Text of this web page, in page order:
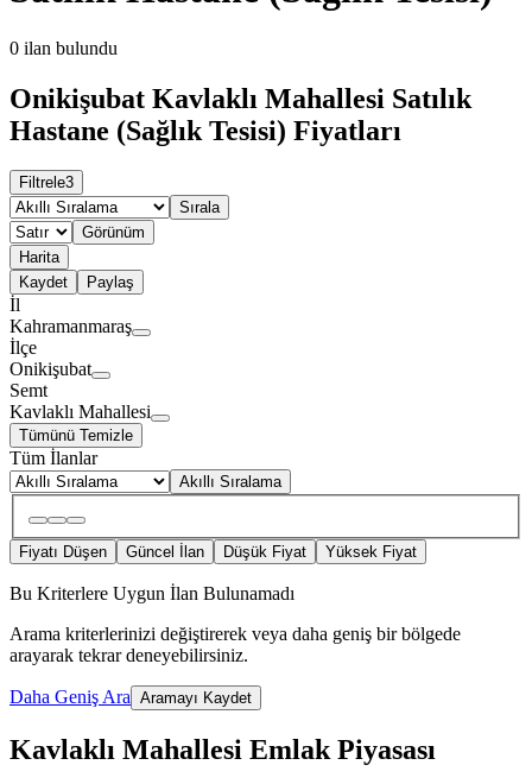
0 ilan bulundu
Onikişubat Kavlaklı Mahallesi Satılık
Hastane (Sağlık Tesisi) Fiyatları
Filtrele3
Sırala
Görünüm
Harita
Kaydet
Paylaş
İl
Kahramanmaraş
İlçe
Onikişubat
Semt
Kavlaklı Mahallesi
Tümünü Temizle
Tüm İlanlar
Akıllı Sıralama
Fiyatı Düşen Güncel İlan Düşük Fiyat Yüksek Fiyat
Bu Kriterlere Uygun İlan Bulunamadı
Arama kriterlerinizi değiştirerek veya daha geniş bir bölgede
arayarak tekrar deneyebilirsiniz.
Daha Geniş Ara Aramayı Kaydet
Kavlaklı Mahallesi Emlak Piyasası